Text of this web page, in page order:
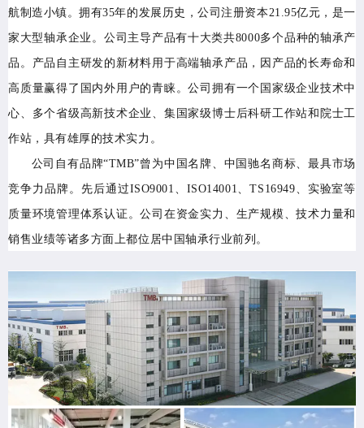
航制造小镇。拥有35年的发展历史，公司注册资本21.95亿元，是一
家大型轴承企业。公司主导产品有十大类共8000多个品种的轴承产
品。产品自主研发的新材料用于高端轴承产品，因产品的长寿命和
高质量赢得了国内外用户的青睐。公司拥有一个国家级企业技术中
心、多个省级高新技术企业、集国家级博士后科研工作站和院士工
作站，具有雄厚的技术实力。
公司自有品牌“TMB”曾为中国名牌、中国驰名商标、最具市场
竞争力品牌。先后通过ISO9001、ISO14001、TS16949、实验室等
质量环境管理体系认证。公司在资金实力、生产规模、技术力量和
销售业绩等诸多方面上都位居中国轴承行业前列。